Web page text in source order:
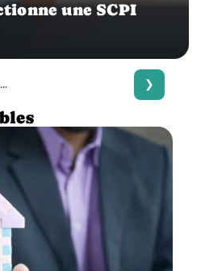
une SCPI